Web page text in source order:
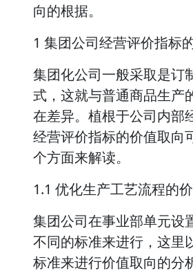
向的根据。
1 集团公司经营评价指标
集团化公司一般采取是订
式，这就与普通商品生产
在差异。植根于公司内部
经营评价指标的价值取向
个方面来解读。
1.1 优化生产工艺流程的
集团公司在事业部单元设
不同的标准来进行，这里
标准来进行价值取向的分